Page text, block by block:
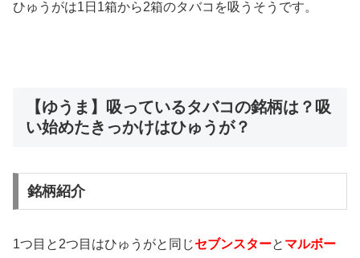
ひゅうがは1日1箱から2箱のタバコを吸う そうです。
【ゆうま】吸っているタバコの銘柄は？吸
い始めたきっかけはひゅうが？
銘柄紹介
1つ目と2つ目はひゅうがと同じセブンスターと マルボー